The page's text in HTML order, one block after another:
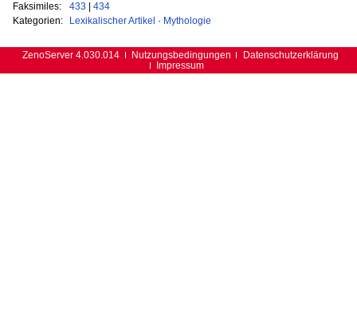
Faksimiles:
433 | 434
Kategorien:
Lexikalischer Artikel · Mythologie
ZenoServer 4.030.014 Nutzungsbedingungen
Datenschutzerklärung
Impressum